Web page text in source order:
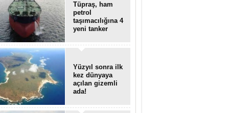
Tüpraş, ham
petrol
taşımacılığına 4
yeni tanker
Yüzyıl sonra ilk
kez dünyaya
açılan gizemli
ada!